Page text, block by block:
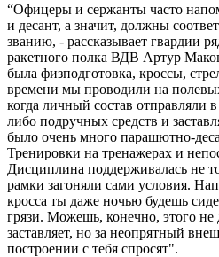
“Офицеры и сержанты часто
и десант, а значит, должны
званию, - рассказывает гвардии
ракетного полка ВДВ Артур
была физподготовка, кроссы,
времени мы проводили на
когда личный состав отправляли
либо подручных средств и
было очень много парашютно-
Тренировки на тренажерах и
Дисциплина поддерживалась не
рамки загоняли сами условия.
кросса ты даже ночью будешь
грязи. Можешь, конечно, этого не
заставляет, но за неопрятный
построении с тебя спросят".